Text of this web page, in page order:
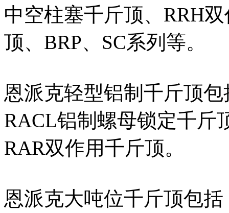
中空柱塞千斤顶、RRH
顶、BRP、SC系列等。
恩派克轻型铝制千斤顶
RACL铝制螺母锁定千斤
RAR双作用千斤顶。
恩派克大吨位千斤顶包